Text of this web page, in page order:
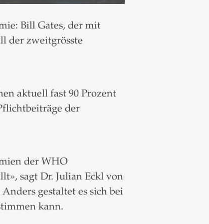
Bill Gates, der mit
der zweitgrösste
aktuell fast 90 Prozent
der
der WHO
sagt Dr. Julian Eckl von
gestaltet es sich bei
kann.